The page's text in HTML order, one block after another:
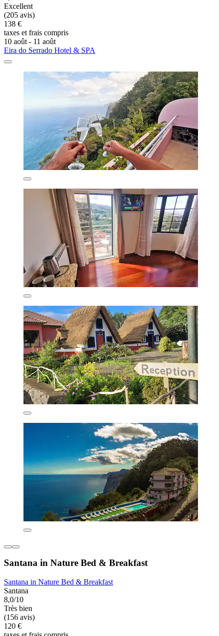
Excellent
(205 avis)
138 €
taxes et frais compris
10 août - 11 août
Eira do Serrado Hotel & SPA
Santana in Nature Bed & Breakfast
Santana in Nature Bed & Breakfast
Santana
8,0/10
Très bien
(156 avis)
120 €